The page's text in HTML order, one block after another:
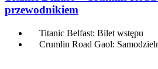
przewodnikiem
Titanic Belfast: Bilet wstępu
Crumlin Road Gaol: